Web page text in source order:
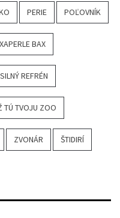
PERIE POĽOVNÍK
BAX
SILNÝ REFRÉN
TÚ TVOJU ZOO
ZVONÁR ŠTIDIRÍ